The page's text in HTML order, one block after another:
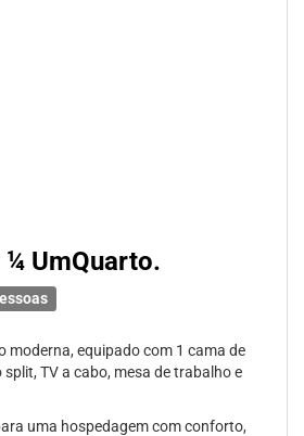
UmQuarto.
moderna, equipado com 1 cama de
TV a cabo, mesa de trabalho e
uma hospedagem com conforto,